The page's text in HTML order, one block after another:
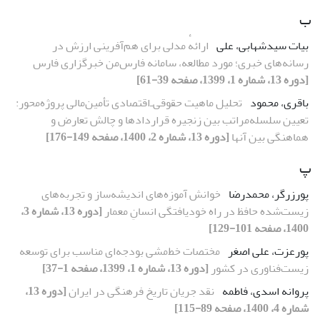
ب
بیات سیدشهابی، علی ارائهٔ مدلی برای هم‌آفرینی ارزش در
رسانه‌های خبری؛ مورد مطالعه، سامانه فارس‌من خبرگزاری فارس
[دوره 13، شماره 1، 1399، صفحه 39-61]
باقری، محمود تحلیل ماهیت حقوقی‌ـ‌اقتصادی تأمین‌مالی پروژه‌محور:
تعیین سلسله‌مراتب بین زنجیره قراردادها و چالش تعارض و
هماهنگی بین آنها[دوره 13، شماره 2، 1400، صفحه 149-176]
پ
پورزرگر، محمدرضا خوانش آموزه‏‌های اندیشه‏‌ساز و تجربه‏‌های
زیست‏‌شده حافظ در راه خودیافتگی انسانِ معمار
[دوره 13، شماره 3،
1400، صفحه 101-129]
پورعزت، علی اصغر مختصات خط‌مشی بودجه‌ای مناسب برای توسعه
زیست‌فناوری در کشور [دوره 13، شماره 1، 1399، صفحه 1-37]
پروانه اسدی، فاطمه نقد جریان تاریخ فرهنگی در ایران
[دوره 13،
شماره 4، 1400، صفحه 89-115]